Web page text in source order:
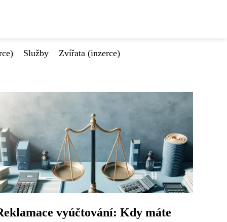
Služby Zvířata (inzerce)
vyúčtování: Kdy máte